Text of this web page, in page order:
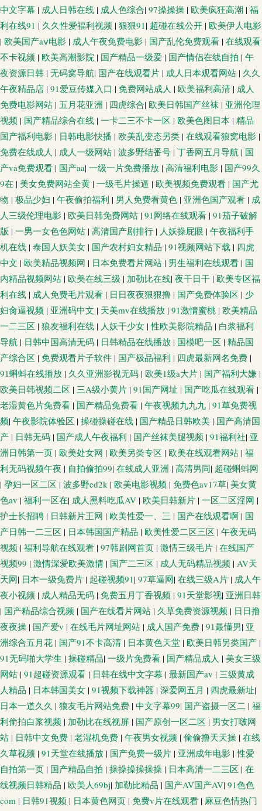
中文字幕 | 成人日韩在线 | 成人色综合| 97操操操 | 欧美疯狂高潮 | 福
利在线91 | 久久性爱福利视频 | 狠狠91| 超碰在线公开 | 欧美伊人电影
| 欧美国产aⅴ电影 | 成人午夜免费电影 | 国产乱伦免费观看 | 在线观看
不卡视频 | 欧美高潮影院 | 国产精品一级爱 | 国产情侣在线自拍 | 午
夜资源日韩 | 无码窝导航| 国产在线观看片 | 成人日本观看网站 | 久久
午夜精品店 | 91爱豆传媒入口 | 免费网站成人 | 欧美福利高清 | 成人
免费电影网站 | 五月花亚洲 | 四虎综合| 欧美日韩国产丝袜 | 亚洲伦理
视频 | 国产精品综合在线 | 一卡二三不卡一区 | 欧美色图日本 | 精品
国产福利电影 | 日韩电影快播 | 欧美乱变态另类 | 在线观看狼窝电影 |
免费在线成人 | 成人一级网站 | 波多野结番号 | 丁香网五月导航 | 国
产va免费观看 | 国产aa| 一级一片免费播放 | 高清福利电影 | 国产99久
9在 | 美女免费网站全黄 | 一级毛片操逼 | 欧美视频免费观看 | 国产尤
物 | 极品少妇 | 午夜偷拍福利 | 男人免费看黄色 | 亚洲色国产观看 | 成
人三级伦理电影 | 欧美日韩免费网站 | 91网络在线观看 | 91茄子破解
版 | 一男一女色色网站 | 高清国产剧排行 | 人妖操屁眼 | 午夜福利手
机在线 | 泰国人妖美女 | 国产农村妇女精品 | 91视频网站下载 | 四虎
中文 | 欧美精品视频网 | 日本免费看片网站 | 男生福利在线观看 | 国
内精品视频网站 | 欧美在线三级 | 加勒比在线| 夜干日干 | 欧美专区福
利在线 | 成人免费毛片观看 | 日日夜夜狠狠撸 | 国产免费体验区 | 少
妇肏逼视频 | 亚洲码中文 | 天美mv在线播放 | 91激情蜜桃 | 欧美精品
一二三区 | 狼友福利在线 | 人妖干少女 |性欧美影院精品 | 白浆福利
导航 | 日韩中国高清无码 | 日韩精品在线播放 | 国模吧一区 | 精品国
产综合区 | 免费观看片子软件 | 国产极品福利 | 四虎最新网名免费 |
91蝌蚪在线播放 | 久久亚洲影视无码 | 欧美1级a大片 | 国产福利大嫌 |
欧美日韩视频二区 | 三A级小黄片 | 91国产网址 | 国产吃瓜在线观看 |
老湿黄色片免费看 | 国产精品免费看 | 午夜视频九九九 | 91草免费视
频| 午夜影院体验区 | 操碰操碰在线 | 国产精品日韩欧美 | 国产高清国
产 | 日韩无码 | 国产成人午夜福利 | 国产丝袜美腿视频 | 91福利社| 亚
洲日韩第一页 | 欧美处女网 | 欧美另类专区 | 欧美在线观看网站 | 福
利无码视频午夜 | 自拍偷拍99| 在线成人亚洲 | 高清男同| 超碰蝌蚪网
| 孕妇一区二区 | 波多野ed2k | 欧美电影视频 | 免费色av17草| 美女黄
色av | 福利一区在| 成人黑料吃瓜AV | 欧美日韩新片 | 一区二区淫网 |
护士长招聘 | 日韩新片王网 | 欧美性爱一、三 | 国产在线观看啊 | 国
产日韩一二三区 | 日本韩国国产精品 | 欧美性爱二区三区 | 午夜无码
视频 | 福利导航在线观看 | 97韩剧网首页 | 激情三级毛片 | 在线国产
视频99 | 激情深爱欧美激情 | 国产二三区 | 成人无码精品视频 | AV天
天网| 日本一级免费片 | 起碰视频91| 97草逼网| 在线三级A片 | 成人午
夜小视频 | 成人精品无码 | 免费五月丁香视频 | 91天堂影视| 亚洲日韩
| 国产精品综合视频 | 国产在线看片网站 | 久草免费资源视频 | 日日撸
夜夜操 | 国产爱v | 在线毛片网址网站 | 成人国产免费 | 91最懂男| 亚
洲综合五月花 | 国产91不卡高清 | 日本黄色天堂 | 欧美日韩另类国产 |
91无码啪大学生 | 操碰精品| 一级片免费看 | 国产精品成人 | 美女三级
网站 | 91超碰资源观看 | 日韩在线中文字幕 | 最新国产av | 三级黄成
人精品 | 日本韩国美女 | 91视频下载神器 | 深爱网五月 | 四虎最新址|
日本一道久久 | 狼友毛片网站免费 | 中文字幕99| 国产盗摄一区二 | 福
利偷拍白浆视频 | 加勒比在线视屏 | 国产原创一区二区 | 男女打啵网
站 | 日韩中文免费 | 老湿机免费 | 午夜男女视频 | 偷偷撸天天操 | 在线
久草视频 | 91天堂在线播放 | 国产免费一级片 | 亚洲成年电影 |性爱
自拍第一页 | 国产精品自拍 | 操操操操操操 | 日本高清一二三区 | 在
线视频日韩精品 | 欧美人69bj| 加勒比精品 | 国产AV国产AV| 91色色
com | 日韩91视频 | 日本黄色网页 | 免费v片在线观看 | 麻豆色情热门